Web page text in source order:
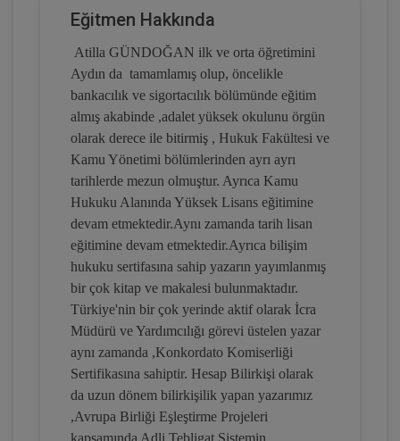
İflas Hukukunda Sıra Cetveli Video
300 TL Sepete Ekle
İflas İdaresinin Kararları ve Hukuki
Eğitmen Hakkında
Atilla GÜNDOĞAN ilk ve orta öğretimini
Aydın da tamamlamış olup, öncelikle
bankacılık ve sigortacılık bölümünde eğitim
almış akabinde ,adalet yüksek okulunu örgün
olarak derece ile bitirmiş , Hukuk Fakültesi ve
Kamu Yönetimi bölümlerinden ayrı ayrı
tarihlerde mezun olmuştur. Ayrıca Kamu
Hukuku Alanında Yüksek Lisans eğitimine
devam etmektedir.Aynı zamanda tarih lisan
eğitimine devam etmektedir.Ayrıca bilişim
hukuku sertifasına sahip yazarın yayımlanmış
bir çok kitap ve makalesi bulunmaktadır.
Türkiye'nin bir çok yerinde aktif olarak İcra
Müdürü ve Yardımcılığı görevi üstelen yazar
aynı zamanda ,Konkordato Komiserliği
Sertifikasına sahiptir. Hesap Bilirkişi olarak
da uzun dönem bilirkişilik yapan yazarımız
,Avrupa Birliği Eşleştirme Projeleri
kapsamında Adli Tebligat Sistemin